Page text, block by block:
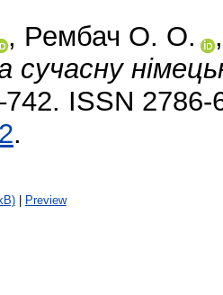
, Рембач О. О.
сучасну
ISSN 2786-
.
| Preview